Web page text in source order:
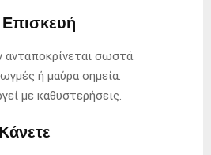
Επισκευή
ανταποκρίνεται σωστά.
ή μαύρα σημεία.
με καθυστερήσεις.